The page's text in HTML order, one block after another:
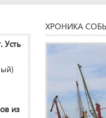
Усть
из
ХРОНИКА